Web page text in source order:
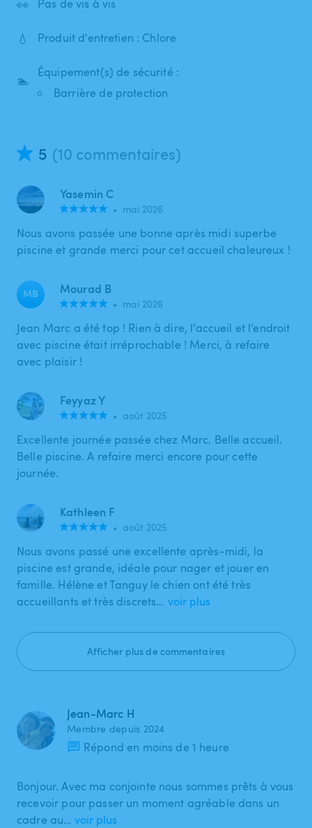
👀 Pas de vis à vis
💧 Produit d'entretien : Chlore
🏊
Équipement(s) de sécurité :
Barrière de protection
5 (10 commentaires)
Yasemin C
• mai 2026
Nous avons passée une bonne après midi superbe
piscine et grande merci pour cet accueil chaleureux !
MB Mourad B
• mai 2026
Jean Marc a été top ! Rien à dire, l’accueil et l’endroit
avec piscine était irréprochable ! Merci, à refaire
avec plaisir !
Feyyaz Y
• août 2025
Excellente journée passée chez Marc. Belle accueil.
Belle piscine. A refaire merci encore pour cette
journée.
Kathleen F
• août 2025
Nous avons passé une excellente après-midi, la
piscine est grande, idéale pour nager et jouer en
famille. Hélène et Tanguy le chien ont été très
accueillants et très discrets… voir plus
Afficher plus de commentaires
Jean-Marc H
Membre depuis 2024
Répond en moins de 1 heure
Bonjour. Avec ma conjointe nous sommes prêts à vous
recevoir pour passer un moment agréable dans un
cadre au… voir plus